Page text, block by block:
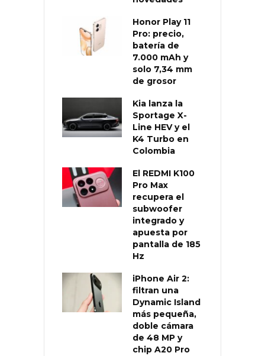
Honor Play 11
Pro: precio,
batería de
7.000 mAh y
solo 7,34 mm
de grosor
Kia lanza la
Sportage X-
Line HEV y el
K4 Turbo en
Colombia
El REDMI K100
Pro Max
recupera el
subwoofer
integrado y
apuesta por
pantalla de 185
Hz
iPhone Air 2:
filtran una
Dynamic Island
más pequeña,
doble cámara
de 48 MP y
chip A20 Pro